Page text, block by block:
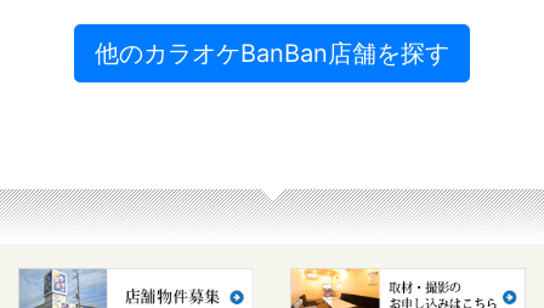
他のカラオケBanBan店舗を探す